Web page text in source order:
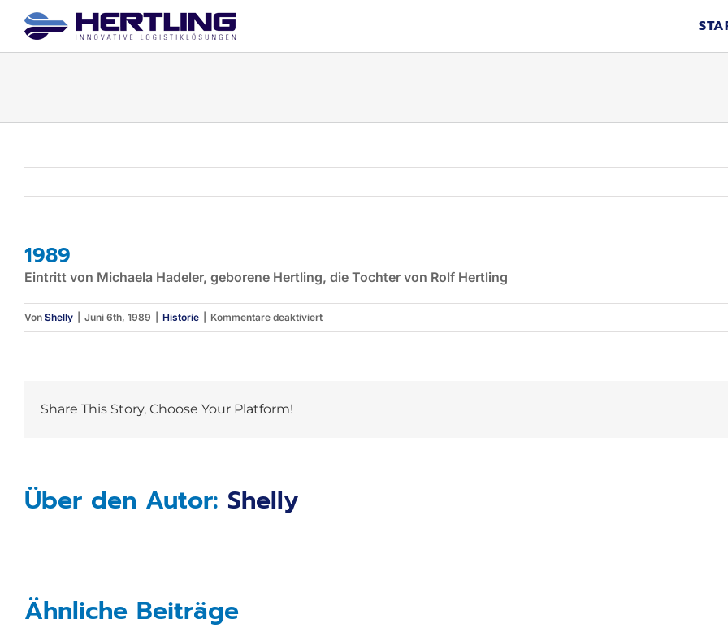
Inhalt
springen
1989
Eintritt von Michaela Hadeler, geborene Hertling, die Tochter von Rolf Hertling
Von Shelly Juni 6th, 1989 Historie Kommentare deaktiviertfür
1989
Share This Story, Choose Your Platform!
Über den Autor: Shelly
Ähnliche Beiträge